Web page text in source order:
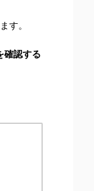
す。
確認する